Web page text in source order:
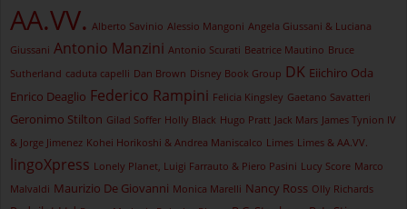
AA.VV. Alberto Savinio Alessio Mangoni Angela Giussani & Luciana
Giussani Antonio Manzini Antonio Scurati Beatrice Mautino Bruce
Sutherland caduta capelli Dan Brown Disney Book Group DK Eiichiro Oda
Enrico Deaglio Federico Rampini Felicia Kingsley Gaetano Savatteri
Geronimo Stilton Gilad Soffer Holly Black Hugo Pratt Jack Mars James Tynion IV
& Jorge Jimenez Kohei Horikoshi & Andrea Maniscalco Limes Limes & AA.VV.
lingoXpress Lonely Planet, Luigi Farrauto & Piero Pasini Lucy Score Marco
Malvaldi Maurizio De Giovanni Monica Marelli Nancy Ross Olly Richards